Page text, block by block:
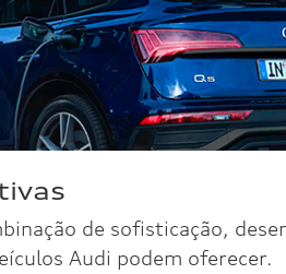
Q3 Sportback